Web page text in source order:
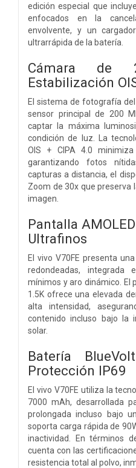
edición especial que
enfocados en la
envolvente, y un
ultrarrápida de la batería.
Cámara de
Estabilización
El sistema de fotografía
sensor principal de 200
captar la máxima
condición de luz. La
OIS + CIPA 4.0
garantizando fotos
capturas a distancia, el
Zoom de 30x que preserva
imagen.
Pantalla
Ultrafinos
El vivo V70FE presenta
redondeadas,
mínimos y aro dinámico. El
1.5K ofrece una elevada
alta intensidad,
contenido incluso bajo la
solar.
Batería
Protección IP69
El vivo V70FE utiliza la
7000 mAh, desarrollada
prolongada incluso bajo
soporta carga rápida de
inactividad. En términos
cuenta con las
resistencia total al polvo,